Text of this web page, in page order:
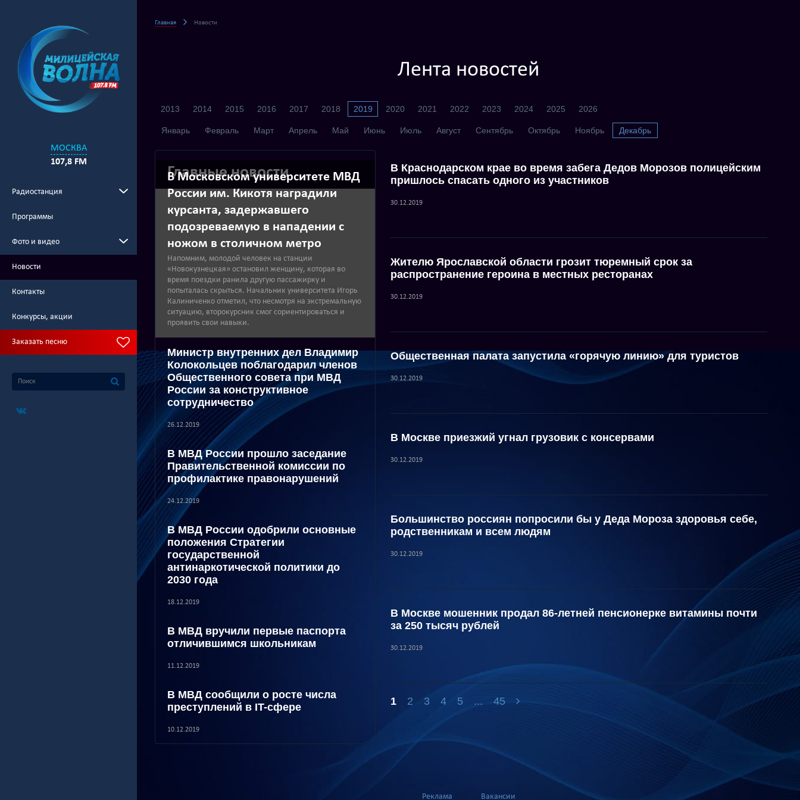
МОСКВА
107,8 FM
Радиостанция
Программы
Фото и видео
Новости
Контакты
Конкурсы, акции
Заказать песню
Главная Новости
Лента новостей
2013 2014 2015 2016 2017 2018 2019 2020 2021 2022 2023 2024 2025 2026
Январь Февраль Март Апрель Май Июнь Июль Август Сентябрь Октябрь Ноябрь Декабрь
Главные новости
В Московском университете МВД
России им. Кикотя наградили
курсанта, задержавшего
подозреваемую в нападении с
ножом в столичном метро
Напомним, молодой человек на станции
«Новокузнецкая» остановил женщину, которая во
время поездки ранила другую пассажирку и
попыталась скрыться. Начальник университета Игорь
Калиниченко отметил, что несмотря на экстремальную
ситуацию, второкурсник смог сориентироваться и
проявить свои навыки.
Министр внутренних дел Владимир
Колокольцев поблагодарил членов
Общественного совета при МВД
России за конструктивное
сотрудничество
26.12.2019
В МВД России прошло заседание
Правительственной комиссии по
профилактике правонарушений
24.12.2019
В МВД России одобрили основные
положения Стратегии
государственной
антинаркотической политики до
2030 года
18.12.2019
В МВД вручили первые паспорта
отличившимся школьникам
11.12.2019
В МВД сообщили о росте числа
преступлений в IT-сфере
10.12.2019
В Краснодарском крае во время забега Дедов Морозов полицейским
пришлось спасать одного из участников
30.12.2019
Жителю Ярославской области грозит тюремный срок за
распространение героина в местных ресторанах
30.12.2019
Общественная палата запустила «горячую линию» для туристов
30.12.2019
В Москве приезжий угнал грузовик с консервами
30.12.2019
Большинство россиян попросили бы у Деда Мороза здоровья себе,
родственникам и всем людям
30.12.2019
В Москве мошенник продал 86-летней пенсионерке витамины почти
за 250 тысяч рублей
30.12.2019
1 2 3 4 5 ... 45
Реклама Вакансии